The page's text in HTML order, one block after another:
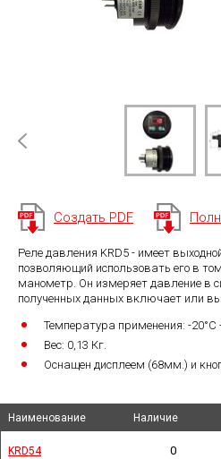
Создать PDF
Реле давления KRD5 - имеет
позволяющий использовать его в
манометр. Он измеряет давление в
полученных данных включает или
Температура применения: -20°C
Вес: 0,13 Кг.
Оснащен дисплеем (68мм.) и
Наименование Наличие
KRD54 0
Наименование
KRD54
Наименование
Наименование Наличие